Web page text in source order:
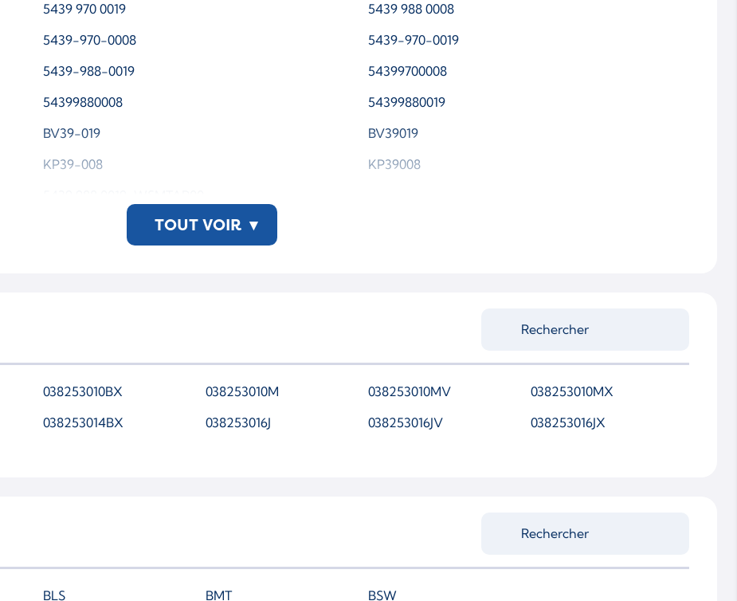
5439 970 0019
5439 988 0008
5439-970-0008
5439-970-0019
5439-988-0019
54399700008
54399880008
54399880019
BV39-019
BV39019
KP39-008
KP39008
TOUT VOIR ▾
038253010BX 038253010M 038253010MV
038253010MX
038253014BX 038253016J 038253016JV 038253016JX
BLS BMT BSW